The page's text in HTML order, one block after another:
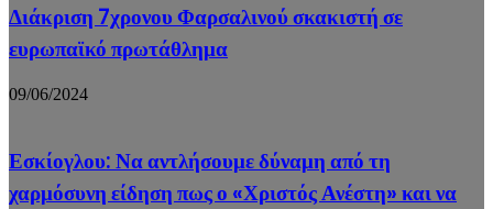
Διάκριση 7χρονου Φαρσαλινού σκακιστή σε
ευρωπαϊκό πρωτάθλημα
09/06/2024
Εσκίογλου: Να αντλήσουμε δύναμη από τη
χαρμόσυνη είδηση πως ο «Χριστός Ανέστη» και να